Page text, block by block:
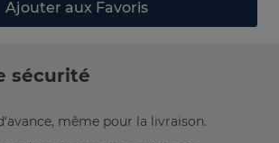
Ajouter aux Favoris
sécurité
même pour la livraison.